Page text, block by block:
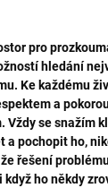
pro
hledání
Ke každému
a
Vždy se snažím
a pochopit ho,
řešení
když ho někdy